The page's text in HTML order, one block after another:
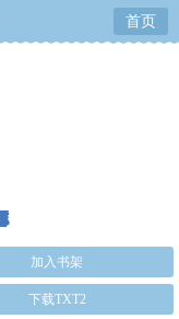
首页
加入书架
下载TXT2